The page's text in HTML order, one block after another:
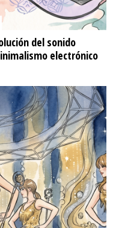
del sonido
electrónico